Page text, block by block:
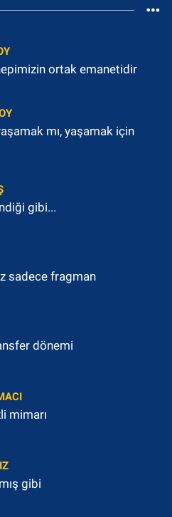
ortak emanetidir
mı, yaşamak için
gibi...
sadece fragman
dönemi
mimarı
gibi